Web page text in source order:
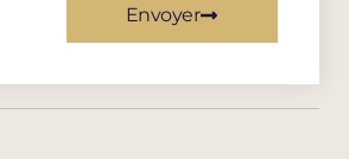
Envoyer